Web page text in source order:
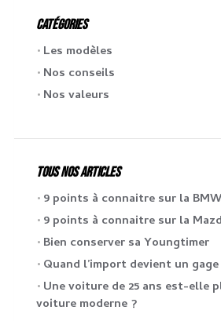
CATÉGORIES
Les modèles
Nos conseils
Nos valeurs
TOUS NOS ARTICLES
9 points à connaitre sur la
9 points à connaitre sur la
Bien conserver sa Youngtimer
Quand l’import devient un
Une voiture de 25 ans est-elle
voiture moderne ?